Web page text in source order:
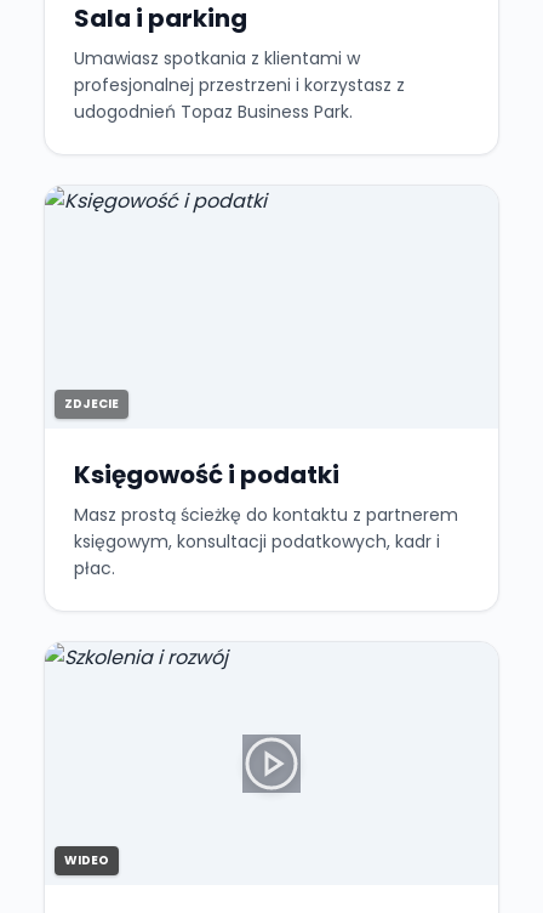
Sala i parking
Umawiasz spotkania z klientami w
profesjonalnej przestrzeni i korzystasz z
udogodnień Topaz Business Park.
ZDJECIE
Księgowość i podatki
Masz prostą ścieżkę do kontaktu z partnerem
księgowym, konsultacji podatkowych, kadr i
płac.
WIDEO